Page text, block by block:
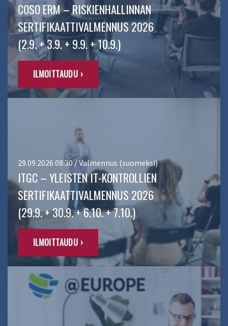
COSO ERM – RISKIENHALLINNAN
SERTIFIKAATTIVALMENNUS 2026
(2.9. + 3.9. + 9.9. + 10.9.)
ILMOITTAUDU ›
29.09.2026 08:30 / Valmennus (suomeksi)
ITGC – YLEISTEN IT-KONTROLLIEN
SERTIFIKAATTIVALMENNUS 2026
(29.9. + 30.9. + 6.10. + 7.10.)
ILMOITTAUDU ›